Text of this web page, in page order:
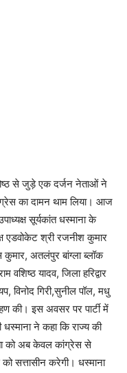
से जुड़े एक दर्जन नेताओं ने
का दामन थाम लिया। आज
सूर्यकांत धस्माना के
एडवोकेट श्री रजनीश कुमार
कुमार, अतलंपुर बांग्ला ब्लॉक
वशिष्ठ यादव, जिला हरिद्वार
विनोद गिरी,सुनील पॉल, मधु
की। इस अवसर पर पार्टी में
ने कहा कि राज्य की
को अब केवल कांग्रेस से
सत्तासीन करेगी। धस्माना